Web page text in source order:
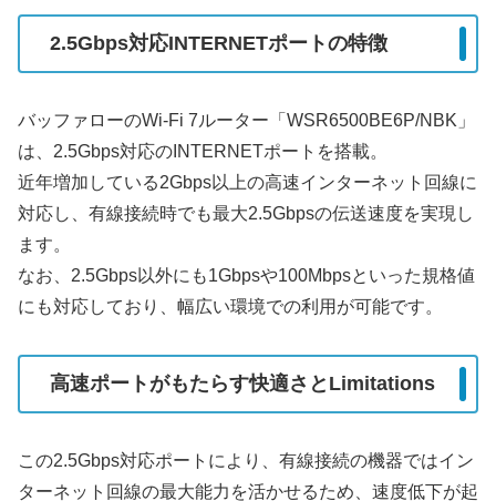
2.5Gbps対応INTERNETポートの特徴
バッファローのWi-Fi 7ルーター「WSR6500BE6P/NBK」
は、2.5Gbps対応のINTERNETポートを搭載。
近年増加している2Gbps以上の高速インターネット回線に
対応し、有線接続時でも最大2.5Gbpsの伝送速度を実現し
ます。
なお、2.5Gbps以外にも1Gbpsや100Mbpsといった規格値
にも対応しており、幅広い環境での利用が可能です。
高速ポートがもたらす快適さとLimitations
この2.5Gbps対応ポートにより、有線接続の機器ではイン
ターネット回線の最大能力を活かせるため、速度低下が起